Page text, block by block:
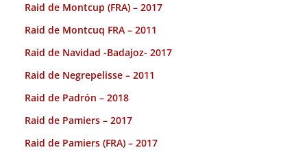
Raid de Montcup (FRA) – 2017
Raid de Montcuq FRA – 2011
Raid de Navidad -Badajoz- 2017
Raid de Negrepelisse – 2011
Raid de Padrón – 2018
Raid de Pamiers – 2017
Raid de Pamiers (FRA) – 2017